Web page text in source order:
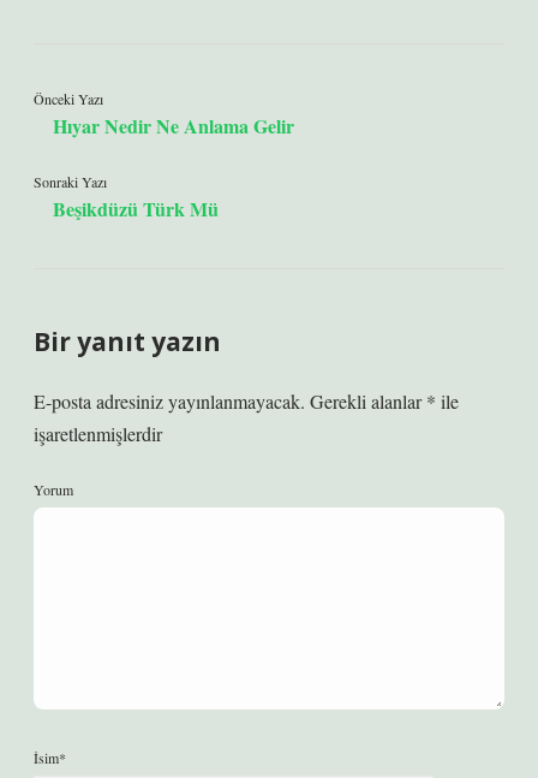
Önceki Yazı
Hıyar Nedir Ne Anlama Gelir
Sonraki Yazı
Beşikdüzü Türk Mü
Bir yanıt yazın
E-posta adresiniz yayınlanmayacak. Gerekli alanlar* ile
işaretlenmişlerdir
Yorum
İsim*